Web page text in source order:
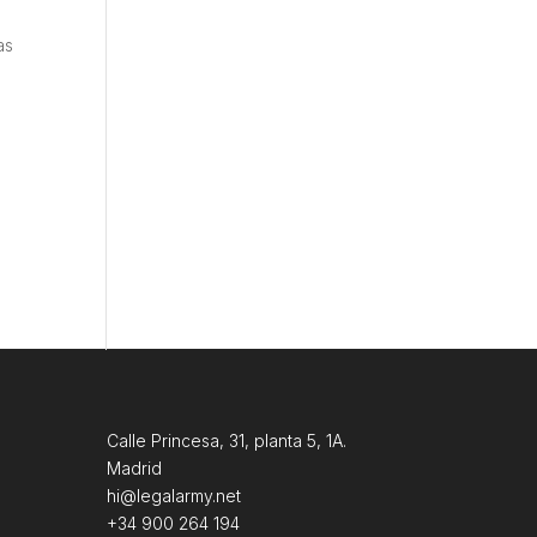
Calle Princesa, 31, planta 5, 1A.
Madrid
hi@legalarmy.net
+34 900 264 194